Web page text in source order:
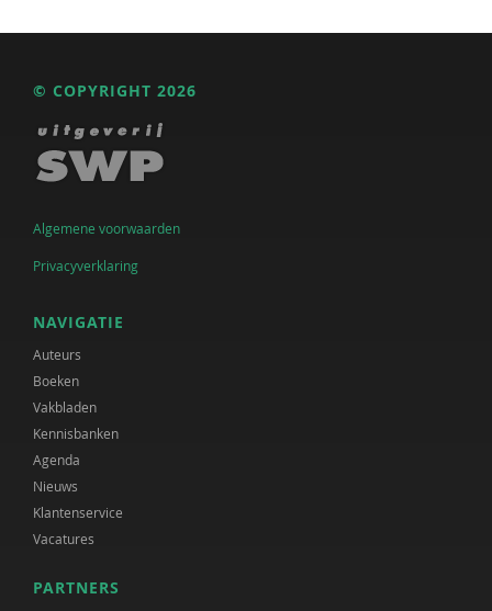
© COPYRIGHT 2026
Algemene voorwaarden
Privacyverklaring
NAVIGATIE
Auteurs
Boeken
Vakbladen
Kennisbanken
Agenda
Nieuws
Klantenservice
Vacatures
PARTNERS